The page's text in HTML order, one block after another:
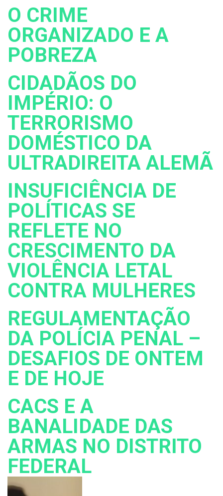
O CRIME
ORGANIZADO E A
POBREZA
CIDADÃOS DO
IMPÉRIO: O
TERRORISMO
DOMÉSTICO DA
ULTRADIREITA ALEMÃ
INSUFICIÊNCIA DE
POLÍTICAS SE
REFLETE NO
CRESCIMENTO DA
VIOLÊNCIA LETAL
CONTRA MULHERES
REGULAMENTAÇÃO
DA POLÍCIA PENAL –
DESAFIOS DE ONTEM
E DE HOJE
CACS E A
BANALIDADE DAS
ARMAS NO DISTRITO
FEDERAL